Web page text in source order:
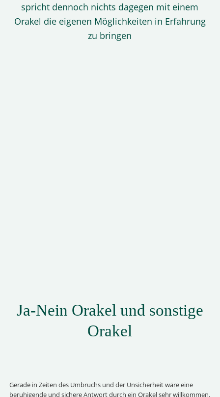
spricht dennoch nichts dagegen mit einem
Orakel die eigenen Möglichkeiten in Erfahrung
zu bringen
Ja-Nein Orakel und sonstige
Orakel
Gerade in Zeiten des Umbruchs und der Unsicherheit wäre eine
beruhigende und sichere Antwort durch ein Orakel sehr willkommen.